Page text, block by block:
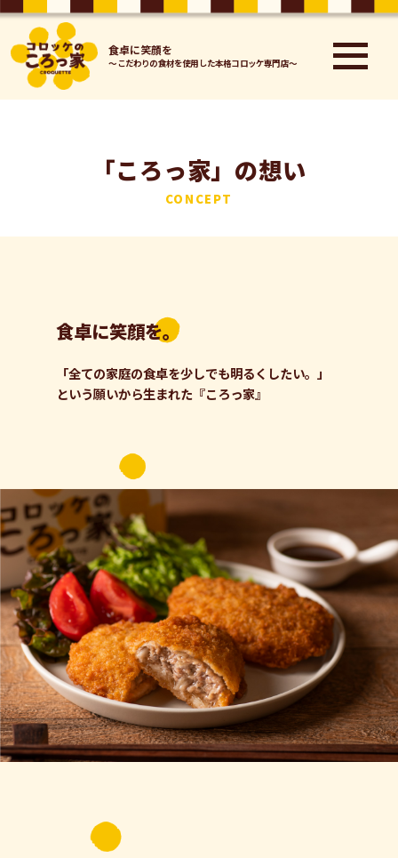
⾷卓に笑顔を
～こだわりの⾷材を使⽤した本格コロッケ専⾨店～
「ころっ家」の想い
CONCEPT
食卓に笑顔を。
「全ての家庭の食卓を少しでも明るくしたい。」
という願いから生まれた『ころっ家』